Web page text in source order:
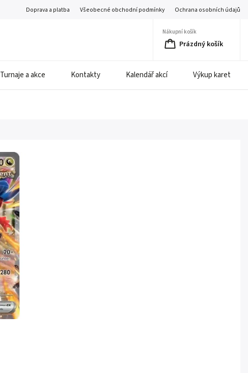
Doprava a platba Všeobecné obchodní podmínky Ochrana osobních údajů
Nákupní košík
Prázdný košík
Turnaje a akce Kontakty Kalendář akcí Výkup karet